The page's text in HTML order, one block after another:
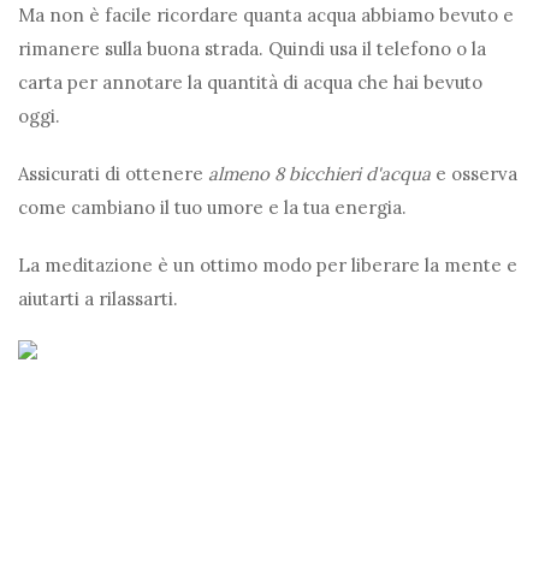
Ma non è facile ricordare quanta acqua abbiamo bevuto e
rimanere sulla buona strada. Quindi usa il telefono o la
carta per annotare la quantità di acqua che hai bevuto
oggi.
Assicurati di ottenere almeno 8 bicchieri d'acqua e osserva
come cambiano il tuo umore e la tua energia.
La meditazione è un ottimo modo per liberare la mente e
aiutarti a rilassarti.